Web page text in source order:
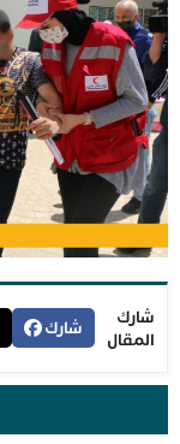
شارك
المقال
شارك